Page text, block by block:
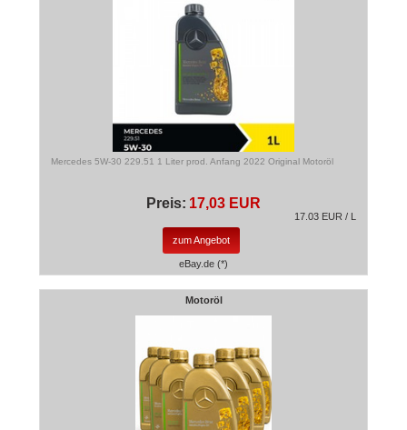
Mercedes 5W-30 229.51 1 Liter prod. Anfang 2022 Original Motoröl
Preis: 17,03 EUR
17.03 EUR / L
zum Angebot
eBay.de (*)
Motoröl